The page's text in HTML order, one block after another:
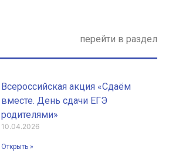
перейти в раздел
Всероссийская акция «Сдаём
вместе. День сдачи ЕГЭ
родителями»
10.04.2026
Открыть »